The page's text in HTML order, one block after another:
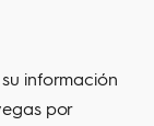
información
por